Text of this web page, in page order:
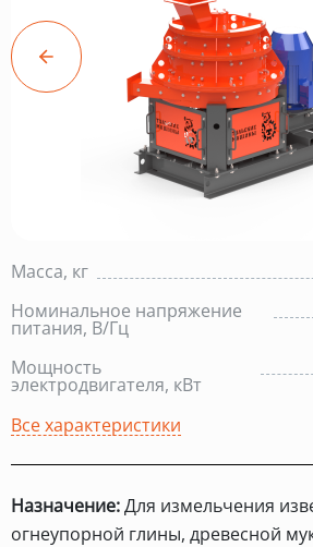
Масса, кг
Номинальное напряжение
питания, В/Гц
Мощность
электродвигателя, кВт
Все характеристики
Назначение:Для измельчения
огнеупорной глины, древесной